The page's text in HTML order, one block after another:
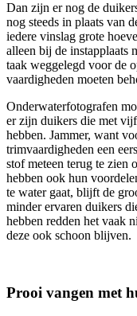
Dan zijn er nog de
nog steeds in plaats van
iedere vinslag grote
alleen bij de instapplaats
taak weggelegd voor de
vaardigheden moeten
Onderwaterfotografen
er zijn duikers die met
hebben. Jammer, want
trimvaardigheden een
stof meteen terug te zien
hebben ook hun
te water gaat, blijft de
minder ervaren duikers
hebben redden het vaak
deze ook schoon blijven.
Prooi vangen met